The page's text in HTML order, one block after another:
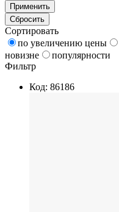
Применить
Сбросить
Сортировать
по увеличению цены
новизне
популярности
Фильтр
Код: 86186